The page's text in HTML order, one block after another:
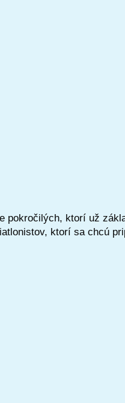
pokročilých, ktorí už
ktorí sa chcú